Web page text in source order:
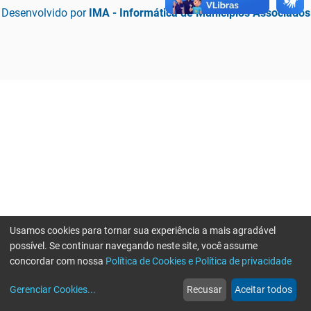
Desenvolvido por IMA - Informática de Municípios Associados
web
Notícias
more_horiz
Mais
Usamos cookies para tornar sua experiência a mais agradável
possível. Se continuar navegando neste site, você assume
concordar com nossa Política de Cookies e Política de privacidade
Gerenciar Cookies... Recusar Aceitar todos
Erro ao enviar informações, por favor tente novamente